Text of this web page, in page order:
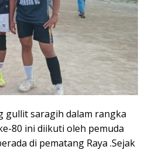
gullit saragih dalam rangka
80 ini diikuti oleh pemuda
di pematang Raya .Sejak